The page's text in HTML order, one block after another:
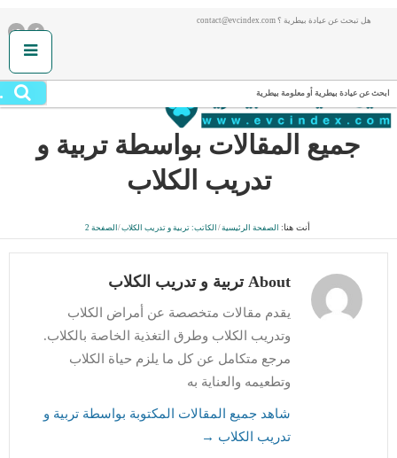
هل تبحث عن عيادة بيطرية ؟ contact@evcindex.com
ابحث عن عيادة بيطرية أو معلومة بيطرية
جميع المقالات بواسطةتربية و
تدريب الكلاب
أنت هنا: الصفحة الرئيسية/ الكاتب: تربية و تدريب الكلاب/الصفحة 2
About تربية و تدريب الكلاب
يقدم مقالات متخصصة عن أمراض الكلاب
وتدريب الكلاب وطرق التغذية الخاصة بالكلاب.
مرجع متكامل عن كل ما يلزم حياة الكلاب
وتطعيمه والعناية به
شاهد جميع المقالات المكتوبة بواسطة تربية و
تدريب الكلاب →